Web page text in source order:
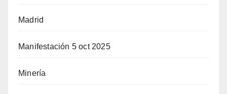
Madrid
Manifestación 5 oct 2025
Minería